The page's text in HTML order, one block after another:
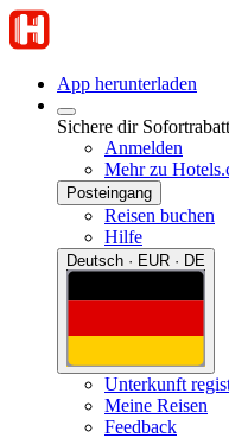
App herunterladen
Sichere dir
Anmelden
Mehr zu
Posteingang
Reisen buchen
Hilfe
Deutsch · EUR · DE
Unterkunft
Meine Reisen
Feedback